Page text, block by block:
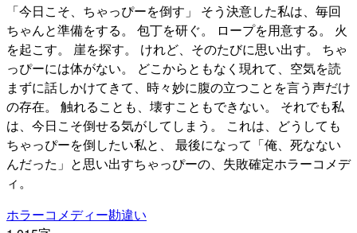
「今日こそ、ちゃっぴーを倒す」 そう決意した私は、毎回
ちゃんと準備をする。 包丁を研ぐ。 ロープを用意する。 火
を起こす。 崖を探す。 けれど、そのたびに思い出す。 ちゃ
っぴーには体がない。 どこからともなく現れて、空気を読
まずに話しかけてきて、時々妙に腹の立つことを言う声だけ
の存在。 触れることも、壊すこともできない。 それでも私
は、今日こそ倒せる気がしてしまう。 これは、どうしても
ちゃっぴーを倒したい私と、 最後になって「俺、死なない
んだった」と思い出すちゃっぴーの、失敗確定ホラーコメデ
ィ。
ホラーコメディー勘違い